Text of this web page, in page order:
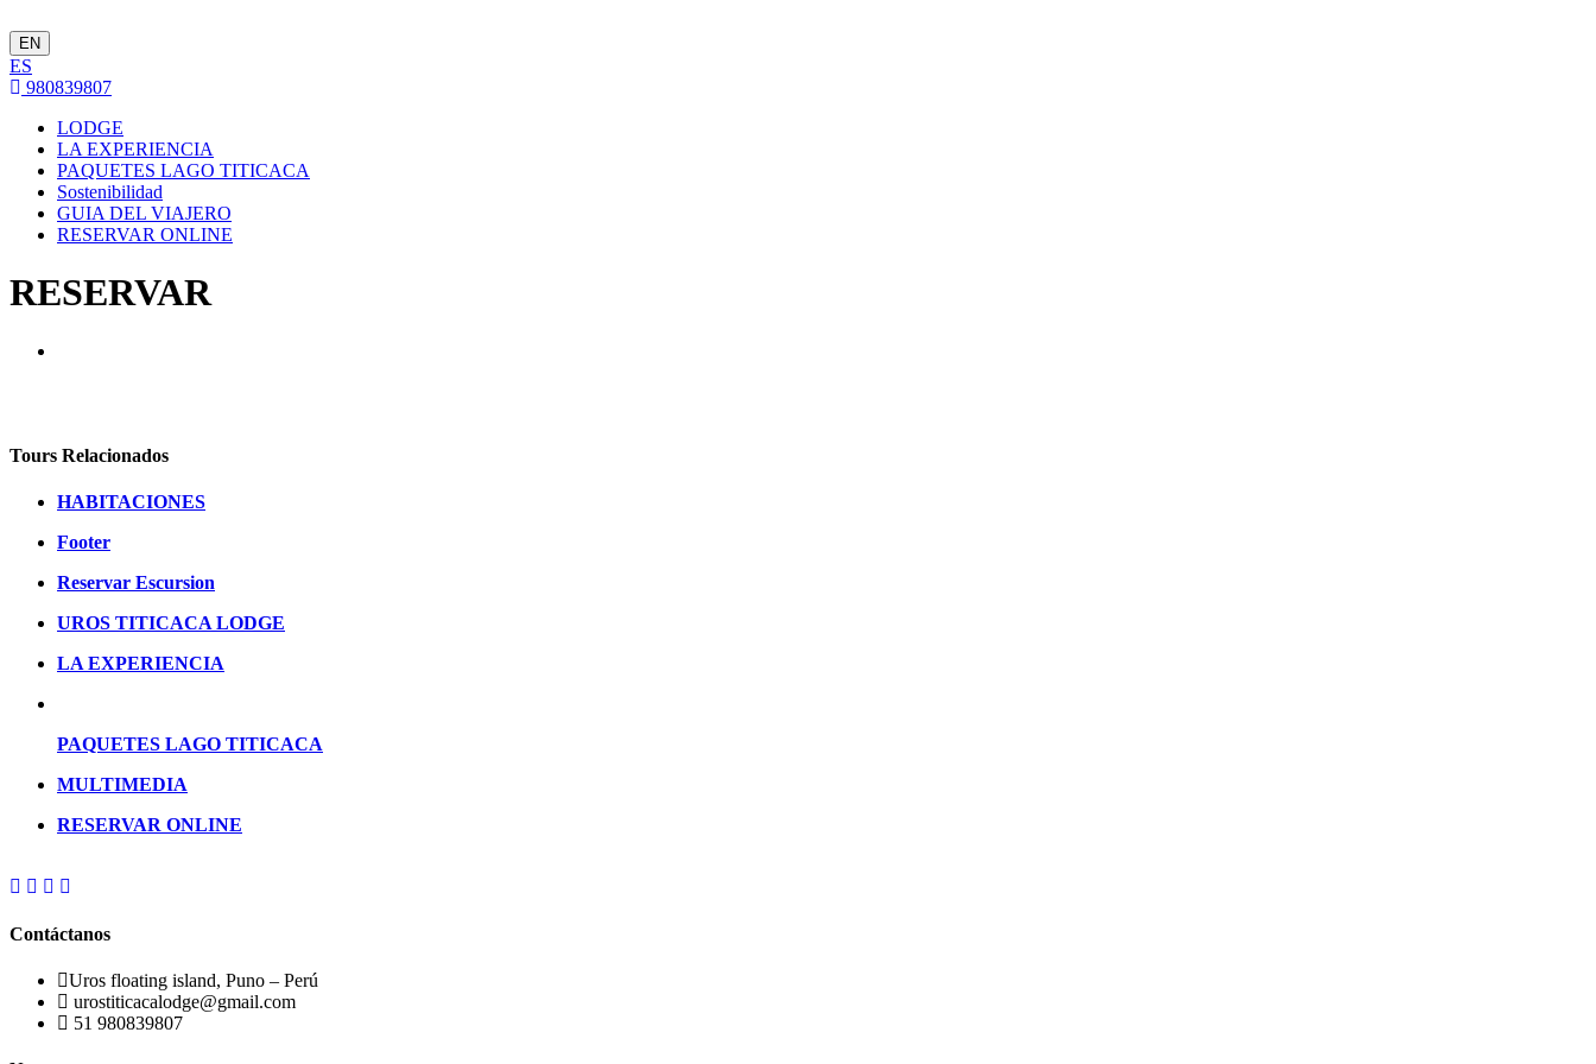
EN
ES
980839807
LODGE
LA EXPERIENCIA
PAQUETES LAGO TITICACA
Sostenibilidad
GUIA DEL VIAJERO
RESERVAR ONLINE
RESERVAR
Tours Relacionados
HABITACIONES
Footer
Reservar Escursion
UROS TITICACA LODGE
LA EXPERIENCIA
PAQUETES LAGO TITICACA
MULTIMEDIA
RESERVAR ONLINE
Contáctanos
Uros floating island, Puno – Perú
urostiticacalodge@gmail.com
51 980839807